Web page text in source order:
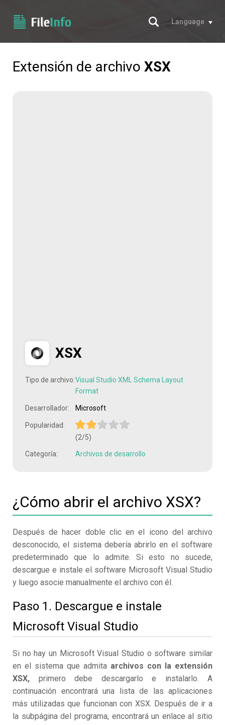
Buscar
Language
Extensión de archivo XSX
XSX
Tipo de archivo:Visual Studio XML Schema Layout
Format
Desarrollador: Microsoft
Popularidad:
(2/5)
Categoría: Archivos de desarrollo
¿Cómo abrir el archivo XSX?
Después de hacer doble clic en el icono del archivo
desconocido, el sistema debería abrirlo en el software
predeterminado que lo admite. Si esto no sucede,
descargue e instale el software Microsoft Visual Studio
y luego asocie manualmente el archivo con él.
Paso 1. Descargue e instale
Microsoft Visual Studio
Si no hay un Microsoft Visual Studio o software similar
en el sistema que admita archivos con la extensión
XSX, primero debe descargarlo e instalarlo. A
continuación encontrará una lista de las aplicaciones
más utilizadas que funcionan con XSX. Después de ir a
la subpágina del programa, encontrará un enlace al sitio